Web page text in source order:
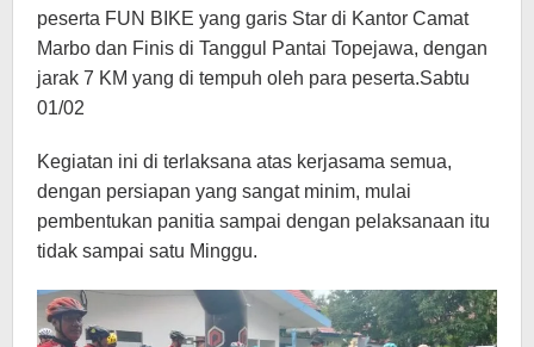
peserta FUN BIKE yang garis Star di Kantor Camat
Marbo dan Finis di Tanggul Pantai Topejawa, dengan
jarak 7 KM yang di tempuh oleh para peserta.Sabtu
01/02
Kegiatan ini di terlaksana atas kerjasama semua,
dengan persiapan yang sangat minim, mulai
pembentukan panitia sampai dengan pelaksanaan itu
tidak sampai satu Minggu.